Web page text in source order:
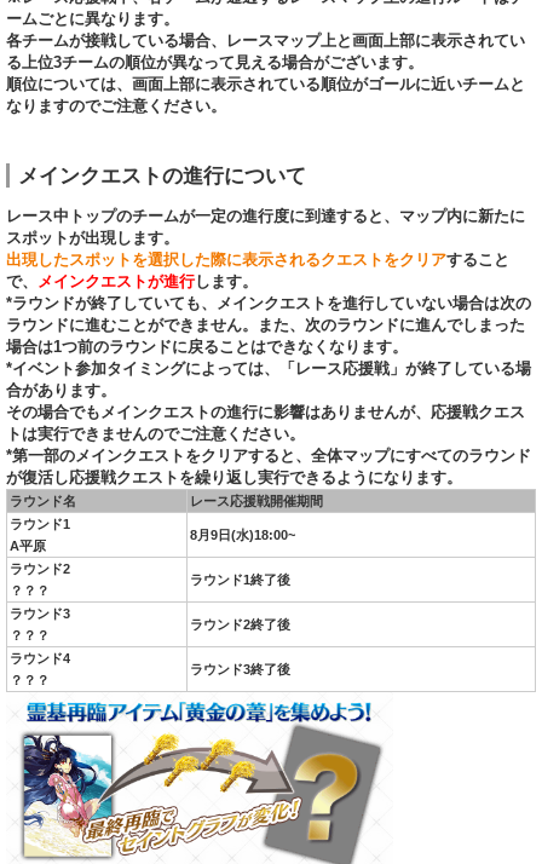
ームごとに異なります。
各チームが接戦している場合、レースマップ上と画面上部に表示されてい
る上位3チームの順位が異なって見える場合がございます。
順位については、画面上部に表示されている順位がゴールに近いチームと
なりますのでご注意ください。
メインクエストの進行について
レース中トップのチームが一定の進行度に到達すると、マップ内に新たに
スポットが出現します。
出現したスポットを選択した際に表示されるクエストをクリアすること
で、
メインクエストが進行します。
*ラウンドが終了していても、メインクエストを進行していない場合は次の
ラウンドに進むことができません。また、次のラウンドに進んでしまった
場合は1つ前のラウンドに戻ることはできなくなります。
*イベント参加タイミングによっては、「レース応援戦」が終了している場
合があります。
その場合でもメインクエストの進行に影響はありませんが、応援戦クエス
トは実行できませんのでご注意ください。
*第一部のメインクエストをクリアすると、全体マップにすべてのラウンド
が復活し応援戦クエストを繰り返し実行できるようになります。
ラウンド名
レース応援戦開催期間
ラウンド1
A平原
8月9日(水)18:00~
ラウンド2
？？？
ラウンド1終了後
ラウンド3
？？？
ラウンド2終了後
ラウンド4
？？？
ラウンド3終了後